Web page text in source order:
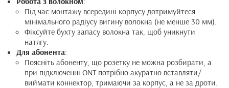
Під час монтажу всередині корпусу дотримуйтеся
мінімального радіусу вигину волокна (не менше 30 мм).
Фіксуйте бухту запасу волокна так, щоб уникнути
натягу.
Для абонента:
Поясніть абоненту, що розетку не можна розбирати, а
при підключенні ONT потрібно акуратно вставляти/
виймати коннектор, тримаючи за корпус, а не за дроти.